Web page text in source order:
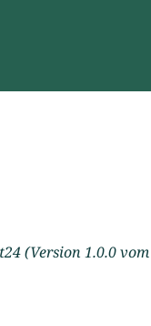
(Version 1.0.0 vom